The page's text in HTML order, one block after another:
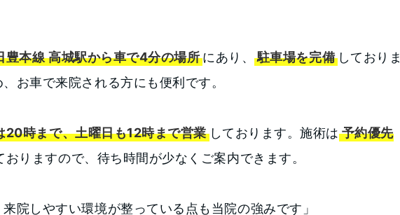
豊本線 高城駅から車で4分の場所 にあり、駐車場を完備しておりま
お車で来院される方にも便利です。
20時まで、土曜日も12時まで営業しております。施術は予約優先
おりますので、待ち時間が少なくご案内できます。
院しやすい環境が整っている点も当院の強みです」